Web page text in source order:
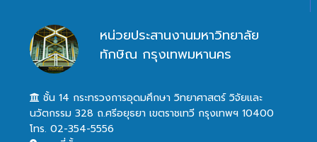
หน่วยประสานงานมหาวิทยาลัย
ทักษิณ กรุงเทพมหานคร
ชั้น 14 กระทรวงการอุดมศึกษา วิทยาศาสตร์ วิจัยและ
นวัตกรรม 328 ถ.ศรีอยุธยา เขตราชเทวี กรุงเทพฯ 10400
โทร. 02-354-5556